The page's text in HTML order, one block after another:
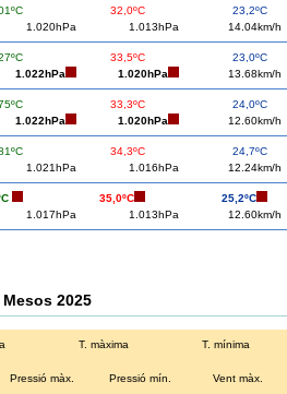
32,0ºC
23,2ºC
1.020hPa 1.013hPa 14.04km/h
33,5ºC
23,0ºC
1.022hPa 1.020hPa 13.68km/h
33,3ºC
24,0ºC
1.022hPa 1.020hPa 12.60km/h
34,3ºC
24,7ºC
1.021hPa 1.016hPa 12.24km/h
35,0ºC
25,2ºC
1.017hPa 1.013hPa 12.60km/h
Mesos 2025
T. màxima T. mínima
Pressió màx. Pressió mín. Vent màx.